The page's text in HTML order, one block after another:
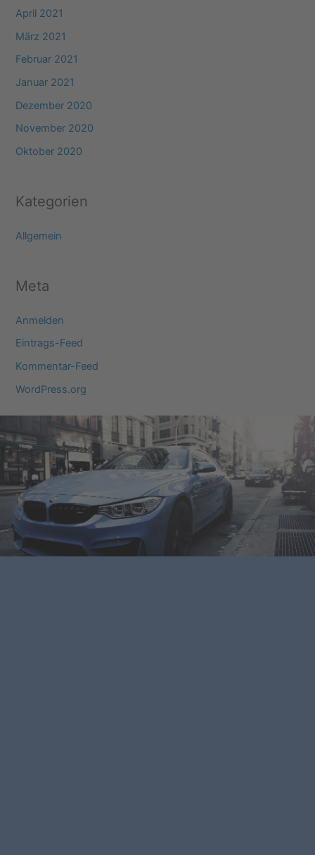
April 2021
März 2021
Februar 2021
Januar 2021
Dezember 2020
November 2020
Oktober 2020
Kategorien
Allgemein
Meta
Anmelden
Eintrags-Feed
Kommentar-Feed
WordPress.org